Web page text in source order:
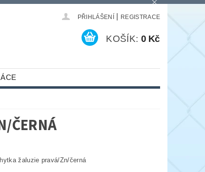
PŘIHLÁŠENÍ REGISTRACE
KOŠÍK: 0 Kč
ČERNÁ
žaluzie pravá/Zn/černá